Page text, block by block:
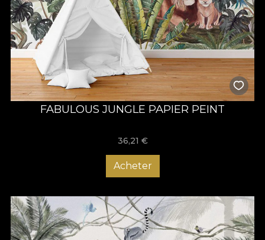
FABULOUS JUNGLE PAPIER PEINT
36,21 €
Acheter